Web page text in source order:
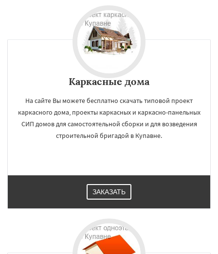
Каркасные дома
На сайте Вы можете бесплатно скачать типовой проект
каркасного дома, проекты каркасных и каркасно-панельных
СИП домов для самостоятельной сборки и для возведения
строительной бригадой в Купавне.
ЗАКАЗАТЬ